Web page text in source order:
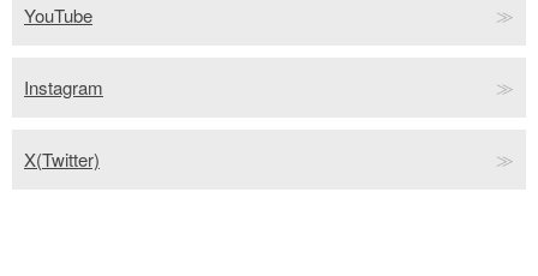
YouTube
Instagram
X(Twitter)